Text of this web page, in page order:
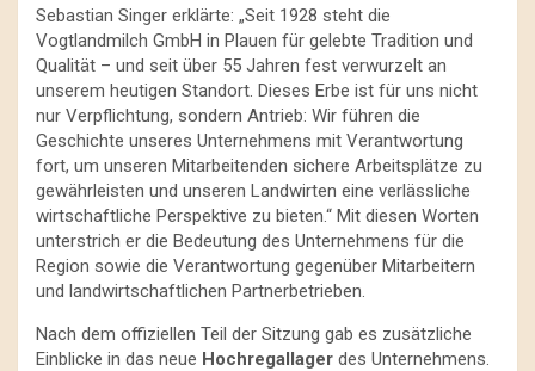
Sebastian Singer erklärte: „Seit 1928 steht die
Vogtlandmilch GmbH in Plauen für gelebte Tradition und
Qualität – und seit über 55 Jahren fest verwurzelt an
unserem heutigen Standort. Dieses Erbe ist für uns nicht
nur Verpflichtung, sondern Antrieb: Wir führen die
Geschichte unseres Unternehmens mit Verantwortung
fort, um unseren Mitarbeitenden sichere Arbeitsplätze zu
gewährleisten und unseren Landwirten eine verlässliche
wirtschaftliche Perspektive zu bieten.“ Mit diesen Worten
unterstrich er die Bedeutung des Unternehmens für die
Region sowie die Verantwortung gegenüber Mitarbeitern
und landwirtschaftlichen Partnerbetrieben.
Nach dem offiziellen Teil der Sitzung gab es zusätzliche
Einblicke in das neue Hochregallager des Unternehmens.